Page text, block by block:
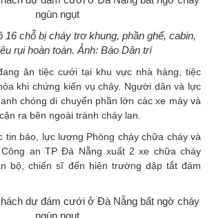
16 chỗ bị cháy trơ khung, phần ghế, cabin,
rụi hoàn toàn. Ảnh: Báo Dân trí
ăn tiệc cưới tại khu vực nhà hàng, tiệc
khi chứng kiến vụ cháy. Người dân và lực
chóng di chuyển phần lớn các xe máy và
ra bên ngoài tránh cháy lan.
tin báo, lực lượng Phòng cháy chữa cháy và
an TP Đà Nẵng xuất 2 xe chữa cháy
bộ, chiến sĩ đến hiện trường dập tắt đám